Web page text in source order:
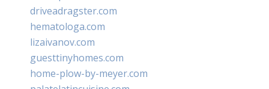
driveadragster.com
hematologa.com
lizaivanov.com
guesttinyhomes.com
home-plow-by-meyer.com